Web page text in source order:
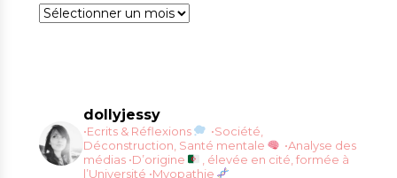
Archives
dollyjessy
•Ecrits & Réflexions
•Société,
Déconstruction, Santé mentale
•Analyse des
médias •D’origine
, élevée en cité, formée à
l’Université •Myopathie